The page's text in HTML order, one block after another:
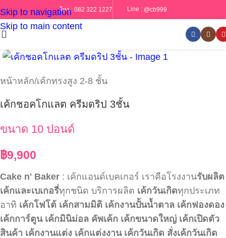
Skip to navigation
Skip to main content
โทร : 082 322 1227 Line : @cb999
หน้าหลัก/เค้กทรงสูง 2-8 ชั้น
เค้กชอคโกแลต ครีมดริป 3ชั้น
ขนาด 10 ปอนด์
฿9,900
Cake n' Baker : เค้กแอนด์เบคเกอร์ เราคือโรงงานรับผลิต
เค้กและเบเกอรี่ทุกชนิด บริการผลิต เค้กวันเกิดทุกประเภท
อาทิ เค้กโฟโต้ เค้กสามมิติ เค้กงานปั้นน้ำตาล เค้กฟองดอง
เค้กการ์ตูน เค้กมินิม่อล คัพเค้ก เค้กขนาดใหญ่ เค้กเปิดตัว
สินค้า เค้กงานแต่ง เค้กแต่งงาน เค้กวันเกิด สั่งเค้กวันเกิด